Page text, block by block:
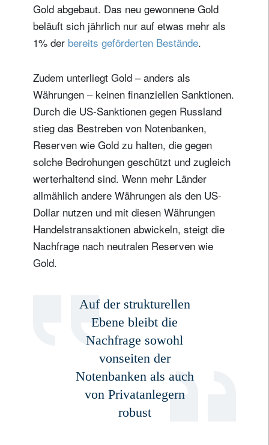
Gold abgebaut. Das neu gewonnene Gold
beläuft sich jährlich nur auf etwas mehr als
1% der bereits geförderten Bestände.
Zudem unterliegt Gold – anders als
Währungen – keinen finanziellen Sanktionen.
Durch die US-Sanktionen gegen Russland
stieg das Bestreben von Notenbanken,
Reserven wie Gold zu halten, die gegen
solche Bedrohungen geschützt und zugleich
werterhaltend sind. Wenn mehr Länder
allmählich andere Währungen als den US-
Dollar nutzen und mit diesen Währungen
Handelstransaktionen abwickeln, steigt die
Nachfrage nach neutralen Reserven wie
Gold.
Auf der strukturellen
Ebene bleibt die
Nachfrage sowohl
vonseiten der
Notenbanken als auch
von Privatanlegern
robust